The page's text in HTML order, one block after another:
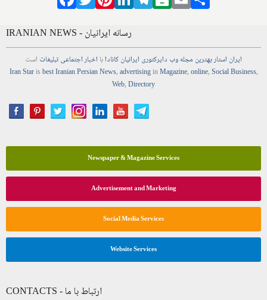
IRANIAN NEWS - رسانه ایرانیان
ایران استاربهترین مجلهوب دایرکتوری ایرانیان کانادابا اخباراجتماعیتبلیغات است
Iran Starisbest Iranian PersianNews,advertisinginMagazine,online,Social Business,
Web,Directory
Newspaper & Magazine Services
Advertisement and Marketing
Social Media Services
Website Services
CONTACTS - ارتباط با ما